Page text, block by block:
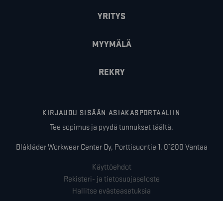
YRITYS
MYYMÄLÄ
REKRY
KIRJAUDU SISÄÄN ASIAKASPORTAALIIN
Tee sopimus ja pyydä tunnukset täältä.
Blåkläder Workwear Center Oy, Porttisuontie 1, 01200 Vantaa
Käyttöehdot
Rekisteri- ja tietosuojaseloste
Hallitse evästeasetuksia